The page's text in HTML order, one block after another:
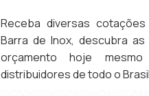
Receba diversas
Barra de Inox, descubra
orçamento hoje
distribuidores de todo o